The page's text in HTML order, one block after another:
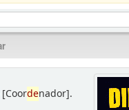
[Coordenador].